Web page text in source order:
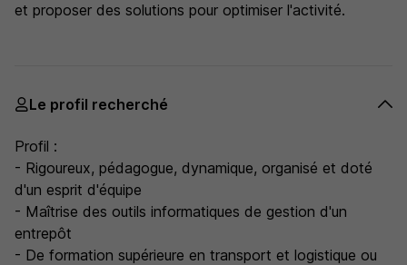
et proposer des solutions pour optimiser l'activité.
Le profil recherché
Profil :
- Rigoureux, pédagogue, dynamique, organisé et doté
d'un esprit d'équipe
- Maîtrise des outils informatiques de gestion d'un
entrepôt
- De formation supérieure en transport et logistique ou